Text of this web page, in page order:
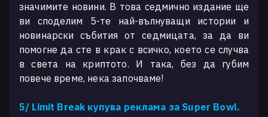
значимите новини. В това седмично издание ще
ви споделим 5-те най-вълнуващи истории и
новинарски събития от седмицата, за да ви
помогне да сте в крак с всичко, което се случва
в света на криптото. И така, без да губим
повече време, нека започваме!
5/ Limit Break купува реклама за Super Bowl.